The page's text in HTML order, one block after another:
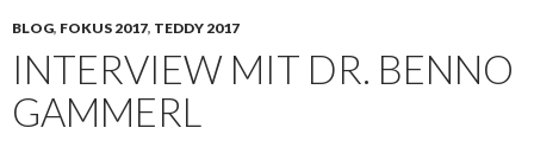
BLOG, FOKUS 2017, TEDDY 2017
INTERVIEW MIT DR. BENNO
GAMMERL